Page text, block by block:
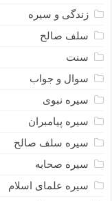
زندگی و سیره
سلف صالح
سنت
سوال و جواب
سیره نبوى
سیره پیامبران
سیره سلف صالح
سیره صحابه
سیره علمای اسلام